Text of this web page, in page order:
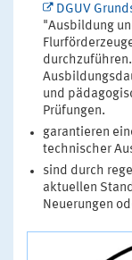
DGUV
"Ausbildung
und
Prüfungen.
garantieren
technischer
sind durch
aktuellen
Neuerungen